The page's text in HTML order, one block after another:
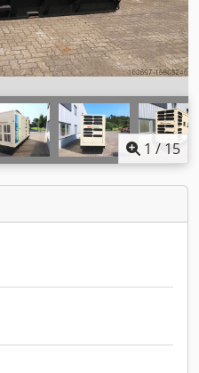
1 / 15